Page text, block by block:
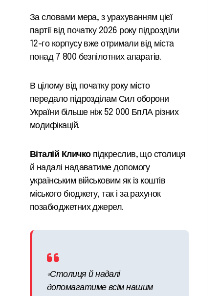
За словами мера, з урахуванням цієї
партії від початку 2026 року підрозділи
12-го корпусу вже отримали від міста
понад 7 800 безпілотних апаратів.
В цілому від початку року місто
передало підрозділам Сил оборони
України більше ніж 52 000 БпЛА різних
модифікацій.
Віталій Кличкопідкреслив, що столиця
й надалі надаватиме допомогу
українським військовим як із коштів
міського бюджету, так і за рахунок
позабюджетних джерел.
«Столиця й надалі
допомагатиме всім нашим